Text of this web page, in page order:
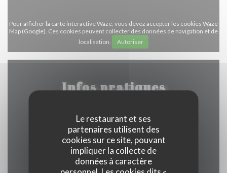
Le restaurant et ses
partenaires utilisent des
cookies sur ce site, pouvant
impliquer la collecte de
données à caractère
Pour afficher la carte interactive Waze, vous devez accepter les cookies Waze
Map (Google). Ces cookies peuvent collecter des données de navigation et de
localisation.
Autoriser
Infos pratiques
Cuisine
Traditionnel, Produits frais, Terroir